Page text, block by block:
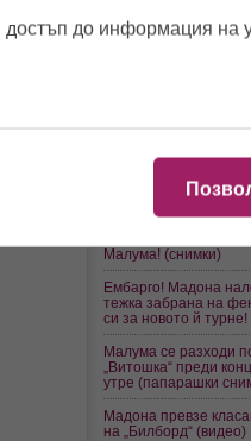
(видео)
Мадона заведе
ваканция в Малдиви
Малума! (снимки)
Ембарго! Мадона
тежка забрана на
си за новото й турне!
Малума се разходи
„Витошка“ преди
утре (папарашки
Мадона превзе
на „Билборд“ (видео)
до информация на